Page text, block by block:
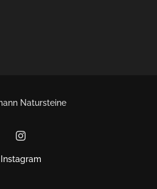
Natursteine
Instagram